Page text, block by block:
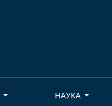
НАУКА